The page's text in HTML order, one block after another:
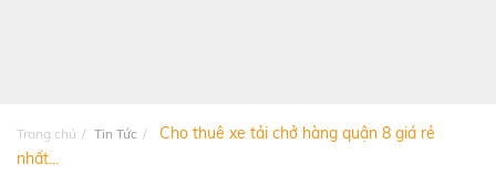
Trang chủ Tin Tức
Cho thuê xe tải chở hàng quận 8 giá rẻ
nhất...